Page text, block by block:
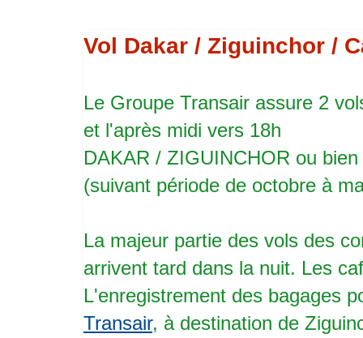
Vol Dakar / Ziguinchor /
Le Groupe Transair assure 2
et l'après midi vers 18h
DAKAR / ZIGUINCHOR ou
(suivant période de octobre à
La majeur partie des vols des
arrivent tard dans la nuit. Les
L'enregistrement des bagages
Transair, à destination de